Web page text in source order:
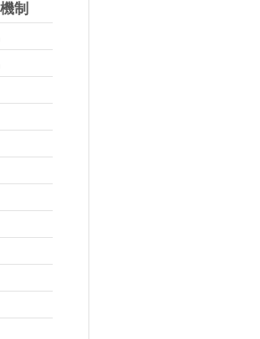
制